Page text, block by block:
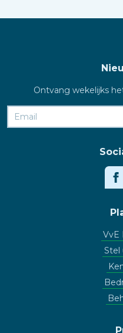
Ontvang wekelijks
VvE
Stel